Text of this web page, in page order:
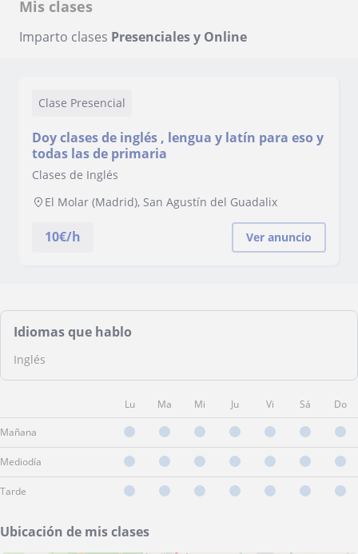
Mis clases
Imparto clases Presenciales y Online
Clase Presencial
Doy clases de inglés , lengua y latín para eso y
todas las de primaria
Clases de Inglés
El Molar (Madrid), San Agustín del Guadalix
10€/h Ver anuncio
Idiomas que hablo
Inglés
Lu Ma Mi Ju Vi Sá Do
Mañana
Mediodía
Tarde
Ubicación de mis clases